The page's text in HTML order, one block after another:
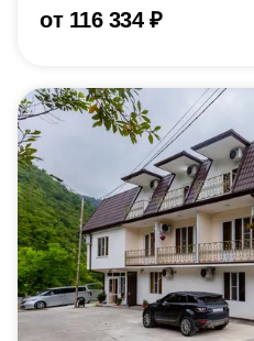
от 116 334 ₽